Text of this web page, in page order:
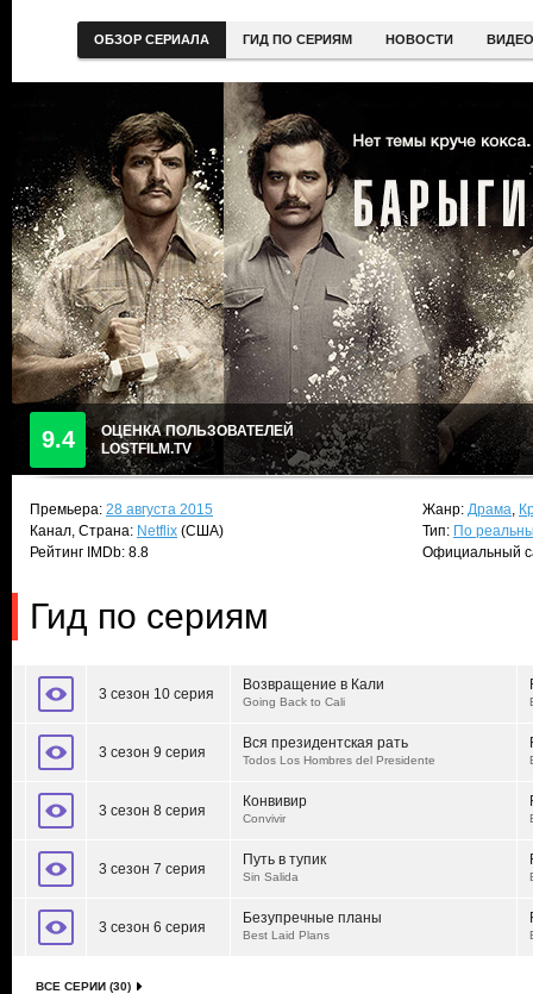
ОБЗОР СЕРИАЛА ГИД ПО СЕРИЯМ НОВОСТИ ВИДЕО
9.4
ОЦЕНКА ПОЛЬЗОВАТЕЛЕЙ
LOSTFILM.TV
Премьера: 28 августа 2015
Канал, Страна: Netflix (США)
Рейтинг IMDb: 8.8
Жанр: Драма,
Тип: По
Официальный
Гид по сериям
3 сезон 10 серия
Возвращение в Кали
Going Back to Cali
3 сезон 9 серия
Вся президентская рать
Todos Los Hombres del Presidente
3 сезон 8 серия
Конвивир
Convivir
3 сезон 7 серия
Путь в тупик
Sin Salida
3 сезон 6 серия
Безупречные планы
Best Laid Plans
ВСЕ СЕРИИ (30)